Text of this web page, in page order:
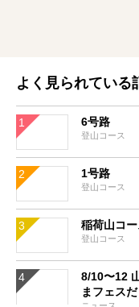
よく見られている
6号路
登山コース
1号路
登山コース
稲荷山コー
登山コース
8/10〜12
まフェス